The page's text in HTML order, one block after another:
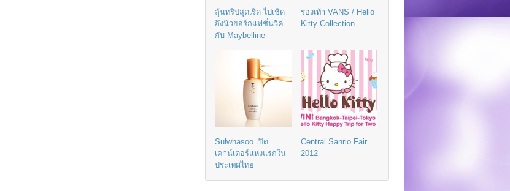
ลุ้นทริปสุดเริ่ด ไปเชิด
ถึงนิวยอร์กแฟชั่นวีค
กับ Maybelline
รองเท้า VANS / Hello
Kitty Collection
Sulwhasoo เปิด
เคาน์เตอร์แห่งแรกใน
ประเทศไทย
Central Sanrio Fair
2012